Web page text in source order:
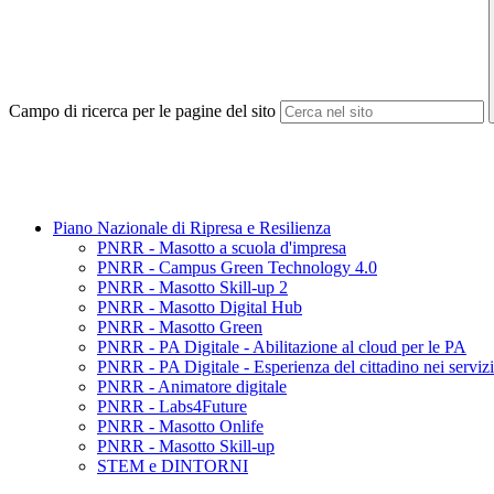
Campo di ricerca per le pagine del sito
Piano Nazionale di Ripresa e Resilienza
PNRR - Masotto a scuola d'impresa
PNRR - Campus Green Technology 4.0
PNRR - Masotto Skill-up 2
PNRR - Masotto Digital Hub
PNRR - Masotto Green
PNRR - PA Digitale - Abilitazione al cloud per le PA
PNRR - PA Digitale - Esperienza del cittadino nei
PNRR - Animatore digitale
PNRR - Labs4Future
PNRR - Masotto Onlife
PNRR - Masotto Skill-up
STEM e DINTORNI